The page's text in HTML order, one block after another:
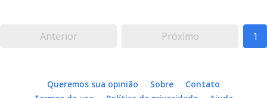
Anterior Próximo 1
Queremos sua opinião Sobre
Contato